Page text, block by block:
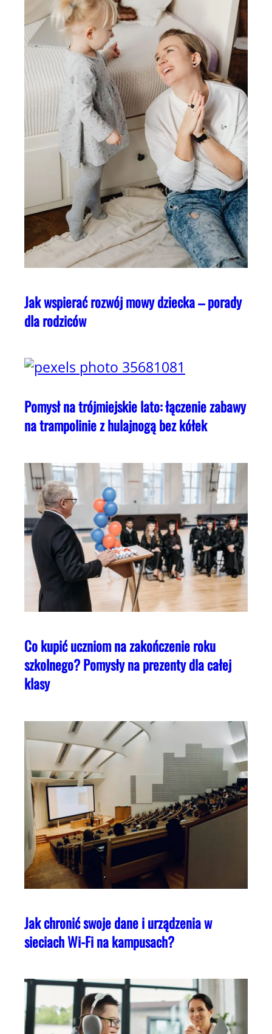
Jak wspierać rozwój mowy dziecka – porady
dla rodziców
Pomysł na trójmiejskie lato: łączenie zabawy
na trampolinie z hulajnogą bez kółek
Co kupić uczniom na zakończenie roku
szkolnego? Pomysły na prezenty dla całej
klasy
Jak chronić swoje dane i urządzenia w
sieciach Wi-Fi na kampusach?